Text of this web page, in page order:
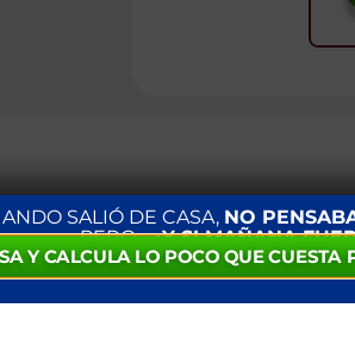
SALIÓ DE CASA, NO
PERO…¿Y SI MAÑANA
Y CALCULA LO POCO QUE CUESTA